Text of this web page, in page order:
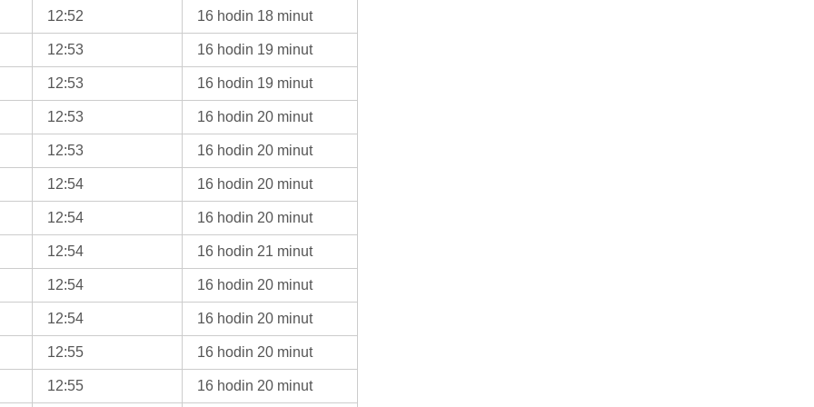
12:52 16 hodin 18 minut
12:53 16 hodin 19 minut
12:53 16 hodin 19 minut
12:53 16 hodin 20 minut
12:53 16 hodin 20 minut
12:54 16 hodin 20 minut
12:54 16 hodin 20 minut
12:54 16 hodin 21 minut
12:54 16 hodin 20 minut
12:54 16 hodin 20 minut
12:55 16 hodin 20 minut
12:55 16 hodin 20 minut